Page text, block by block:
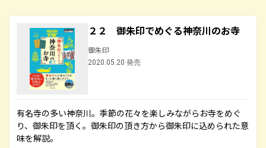
２２ 御朱印でめぐる神奈川のお寺
御朱印
2020.05.20 発売
有名寺の多い神奈川。季節の花々を楽しみながらお寺をめぐ
り、御朱印を頂く。御朱印の頂き方から御朱印に込められた意
味を解説。